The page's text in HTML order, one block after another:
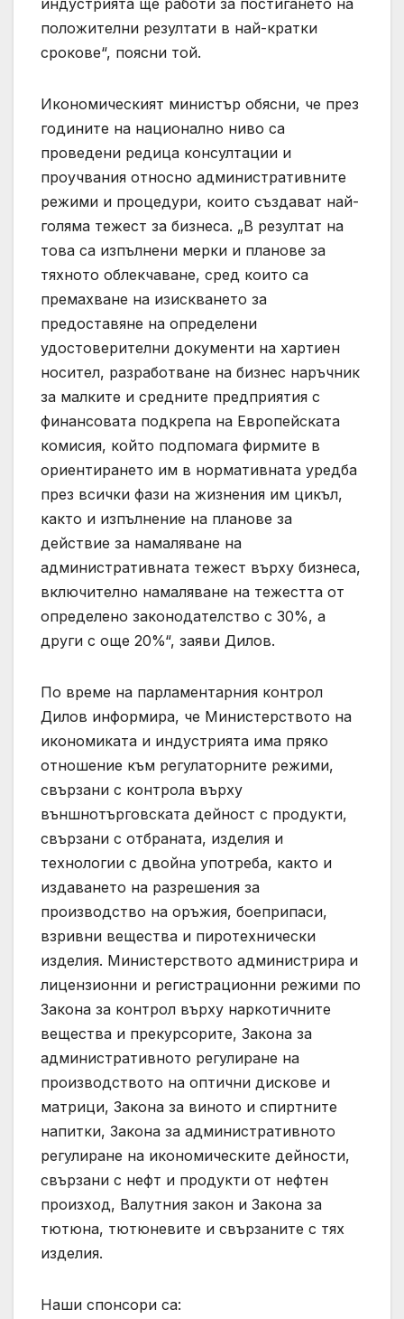
положителни резултати в най-кратки
срокове“, поясни той.
Икономическият министър обясни, че през
годините на национално ниво са
проведени редица консултации и
проучвания относно административните
режими и процедури, които създават най-
голяма тежест за бизнеса. „В резултат на
това са изпълнени мерки и планове за
тяхното облекчаване, сред които са
премахване на изискването за
предоставяне на определени
удостоверителни документи на хартиен
носител, разработване на бизнес наръчник
за малките и средните предприятия с
финансовата подкрепа на Европейската
комисия, който подпомага фирмите в
ориентирането им в нормативната уредба
през всички фази на жизнения им цикъл,
както и изпълнение на планове за
действие за намаляване на
административната тежест върху бизнеса,
включително намаляване на тежестта от
определено законодателство с 30%, а
други с още 20%“, заяви Дилов.
По време на парламентарния контрол
Дилов информира, че Министерството на
икономиката и индустрията има пряко
отношение към регулаторните режими,
свързани с контрола върху
външнотърговската дейност с продукти,
свързани с отбраната, изделия и
технологии с двойна употреба, както и
издаването на разрешения за
производство на оръжия, боеприпаси,
взривни вещества и пиротехнически
изделия. Министерството администрира и
лицензионни и регистрационни режими по
Закона за контрол върху наркотичните
вещества и прекурсорите, Закона за
административното регулиране на
производството на оптични дискове и
матрици, Закона за виното и спиртните
напитки, Закона за административното
регулиране на икономическите дейности,
свързани с нефт и продукти от нефтен
произход, Валутния закон и Закона за
тютюна, тютюневите и свързаните с тях
изделия.
Наши спонсори са: